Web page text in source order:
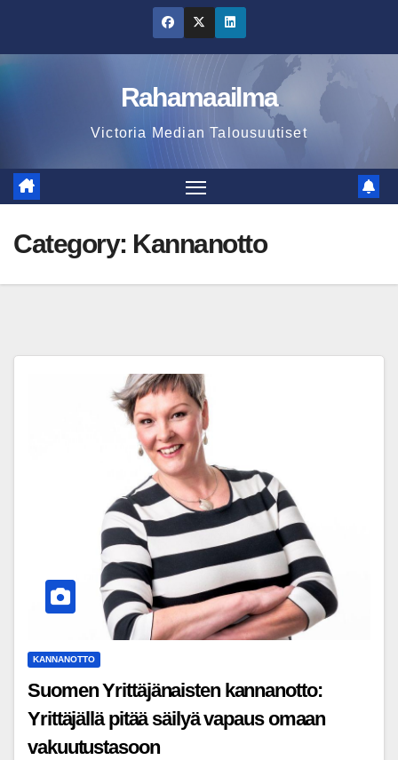
content
Rahamaailma
Victoria Median Talousuutiset
Category: Kannanotto
KANNANOTTO
Suomen Yrittäjänaisten kannanotto:
Yrittäjällä pitää säilyä vapaus omaan
vakuutustasoon